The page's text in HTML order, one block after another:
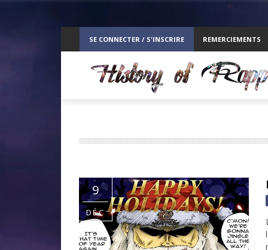
SE CONNECTER / S'INSCRIRE REMERCIEMENTS
9
DÉC